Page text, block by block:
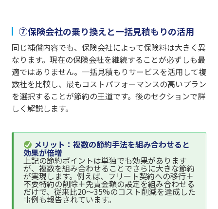
⑦保険会社の乗り換えと一括見積もりの活用
同じ補償内容でも、保険会社によって保険料は大きく異
なります。現在の保険会社を継続することが必ずしも最
適ではありません。一括見積もりサービスを活用して複
数社を比較し、最もコストパフォーマンスの高いプラン
を選択することが節約の王道です。後のセクションで詳
しく解説します。
メリット：複数の節約手法を組み合わせると
効果が倍増
上記の節約ポイントは単独でも効果があります
が、複数を組み合わせることでさらに大きな節約
が実現します。例えば、フリート契約への移行＋
不要特約の削除＋免責金額の設定を組み合わせる
だけで、従来比20〜35%のコスト削減を達成した
事例も報告されています。